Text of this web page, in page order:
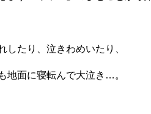
したり、泣きわめいたり、
地面に寝転んで大泣き…。